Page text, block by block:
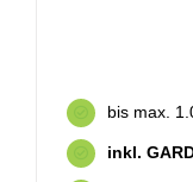
bis max.
inkl.